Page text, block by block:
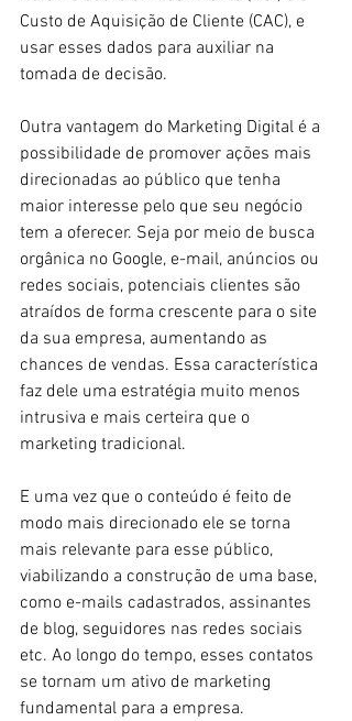
Custo de Aquisição de Cliente (CAC), e
usar esses dados para auxiliar na
tomada de decisão.
Outra vantagem do Marketing Digital é a
possibilidade de promover ações mais
direcionadas ao público que tenha
maior interesse pelo que seu negócio
tem a oferecer. Seja por meio de busca
orgânica no Google, e-mail, anúncios ou
redes sociais, potenciais clientes são
atraídos de forma crescente para o site
da sua empresa, aumentando as
chances de vendas. Essa característica
faz dele uma estratégia muito menos
intrusiva e mais certeira que o
marketing tradicional.
E uma vez que o conteúdo é feito de
modo mais direcionado ele se torna
mais relevante para esse público,
viabilizando a construção de uma base,
como e-mails cadastrados, assinantes
de blog, seguidores nas redes sociais
etc. Ao longo do tempo, esses contatos
se tornam um ativo de marketing
fundamental para a empresa.